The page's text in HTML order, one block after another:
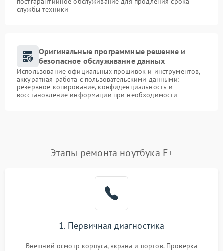
службы техники
Оригинальные программные решение и
безопасное обслуживание данных
Использование официальных прошивок и инструментов,
аккуратная работа с пользовательскими данными:
резервное копирование, конфиденциальность и
восстановление информации при необходимости
Этапы ремонта ноутбука F+
1. Первичная диагностика
Внешний осмотр корпуса, экрана и портов. Проверка